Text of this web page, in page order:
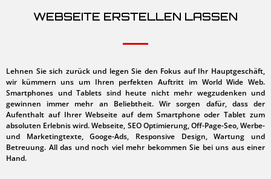
WEBSEITE ERSTELLEN LASSEN
Lehnen Sie sich zurück und legen Sie den Fokus auf Ihr Hauptgeschäft,
wir kümmern uns um Ihren perfekten Auftritt im World Wide Web.
Smartphones und Tablets sind heute nicht mehr wegzudenken und
gewinnen immer mehr an Beliebtheit. Wir sorgen dafür, dass der
Aufenthalt auf Ihrer Webseite auf dem Smartphone oder Tablet zum
absoluten Erlebnis wird. Webseite, SEO Optimierung, Off-Page-Seo, Werbe-
und Marketingtexte, Googe-Ads, Responsive Design, Wartung und
Betreuung. All das und noch viel mehr bekommen Sie bei uns aus einer
Hand.